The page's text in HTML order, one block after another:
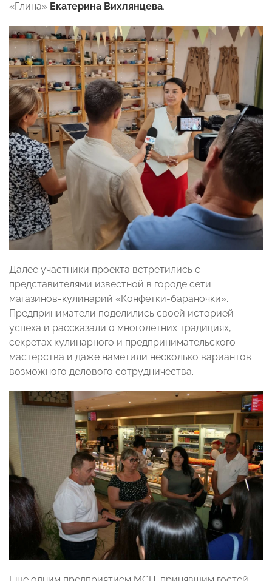
«Глина» Екатерина Вихлянцева.
Далее участники проекта встретились с
представителями известной в городе сети
магазинов-кулинарий «Конфетки-бараночки».
Предприниматели поделились своей историей
успеха и рассказали о многолетних традициях,
секретах кулинарного и предпринимательского
мастерства и даже наметили несколько вариантов
возможного делового сотрудничества.